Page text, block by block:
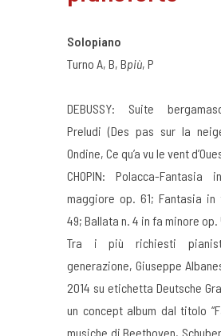
Solopiano
Turno A, B, Bpiù, P
DEBUSSY: Suite
Preludi (Des pas sur la
Ondine, Ce qu’a vu le vent
CHOPIN: Polacca-
maggiore op. 61; Fantasia
49; Ballata n. 4 in fa minore op.
Tra i più richiesti
generazione, Giuseppe
2014 su etichetta Deutsche
un concept album dal titolo
musiche di Beethoven,